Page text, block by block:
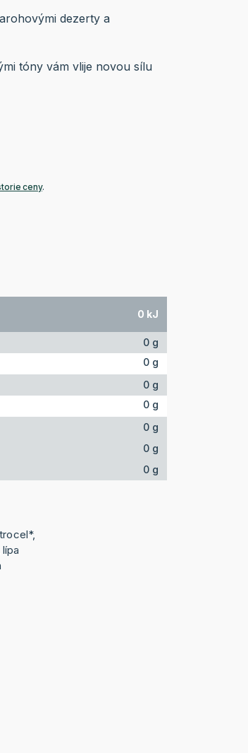
dezerty a
tóny vám vlije novou sílu
ceny.
0 kJ
0 g
0 g
0 g
0 g
0 g
0 g
0 g